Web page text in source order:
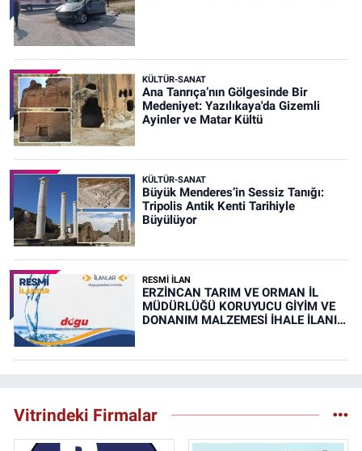
KÜLTÜR-SANAT
Ana Tanrıça’nın Gölgesinde Bir
Medeniyet: Yazılıkaya'da Gizemli
Ayinler ve Matar Kültü
KÜLTÜR-SANAT
Büyük Menderes’in Sessiz Tanığı:
Tripolis Antik Kenti Tarihiyle
Büyülüyor
RESMİ İLAN
ERZİNCAN TARIM VE ORMAN İL
MÜDÜRLÜĞÜ KORUYUCU GİYİM VE
DONANIM MALZEMESİ İHALE İLANI
Vitrindeki Firmalar